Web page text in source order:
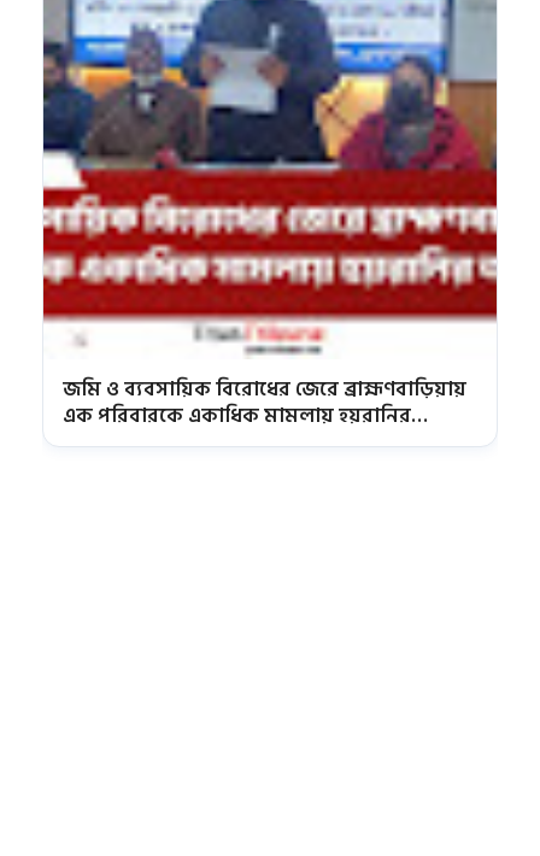
জমি ও ব্যবসায়িক বিরোধের জেরে ব্রাহ্মণবাড়িয়ায়
এক পরিবারকে একাধিক মামলায় হয়রানির
অভিযোগ | Titas Tribune News | Brahmanbaria